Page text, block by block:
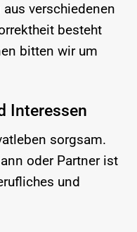
verschiedenen
besteht
bitten wir um
Interessen
sorgsam.
oder Partner ist
und